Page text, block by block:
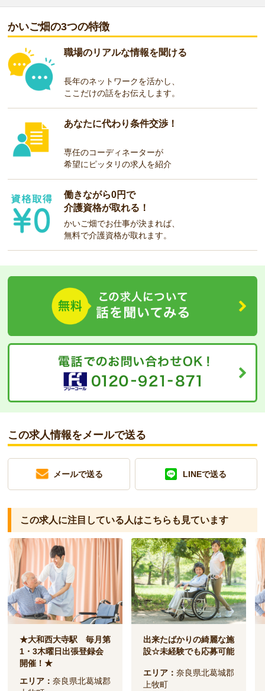
かいご畑の3つの特徴
職場のリアルな情報を聞ける
長年のネットワークを活かし、
ここだけの話をお伝えします。
あなたに代わり条件交渉！
専任のコーディネーターが
希望にピッタリの求人を紹介
働きながら0円で
介護資格が取れる！
かいご畑でお仕事が決まれば、
無料で介護資格が取れます。
この求人情報をメールで送る
メールで送る LINEで送る
この求人に注目している人はこちらも見ています
★大和西大寺駅 毎月第
1・3木曜日出張登録会
開催！★
エリア：奈良県北葛城郡
出来たばかりの綺麗な施
設☆未経験でも応募可能
エリア：奈良県北葛城郡
上牧町